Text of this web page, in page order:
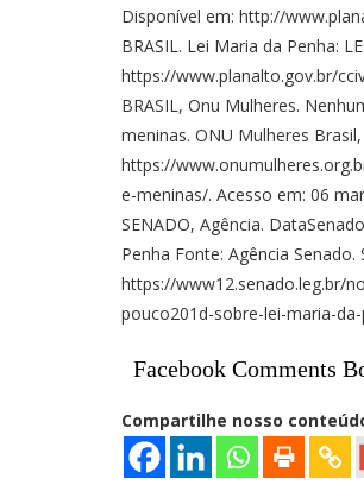
Disponível em: http://
BRASIL. Lei Maria da Penha:
https://www.planalto.gov.br/
BRASIL, Onu Mulheres.
meninas. ONU Mulheres
https://
e-meninas/. Acesso em: 06
SENADO, Agência.
Penha Fonte: Agência
https://www12.senado.leg.br/
pouco201d-sobre-lei-maria-
Facebook Comments
Compartilhe nosso